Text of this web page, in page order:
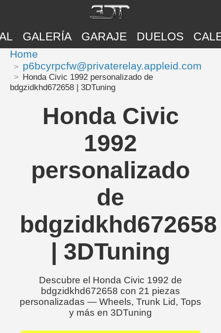
GALERÍA GARAJE DUELOS
Home
p6bcyrpcfw@privaterelay.appleid.com
Honda Civic 1992 personalizado de
bdgzidkhd672658 | 3DTuning
Honda Civic
1992
personalizado
de
bdgzidkhd672658
| 3DTuning
Descubre el Honda Civic 1992 de
bdgzidkhd672658 con 21 piezas
personalizadas — Wheels, Trunk Lid, Tops
y más en 3DTuning